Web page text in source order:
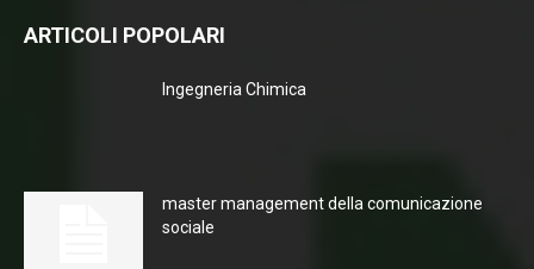
ARTICOLI POPOLARI
Ingegneria Chimica
master management della comunicazione
sociale